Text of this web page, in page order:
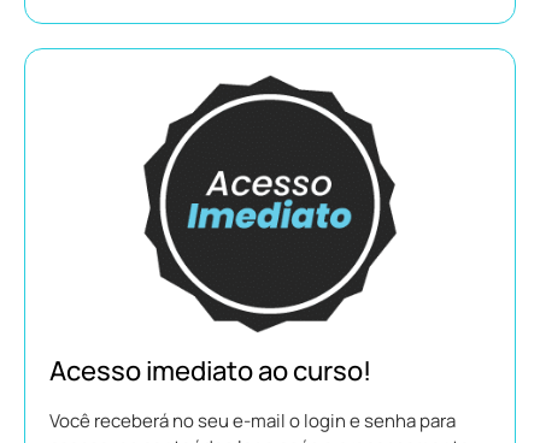
Acesso imediato ao curso!
Você receberá no seu e-mail o login e senha para